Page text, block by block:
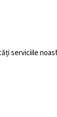
serviciile